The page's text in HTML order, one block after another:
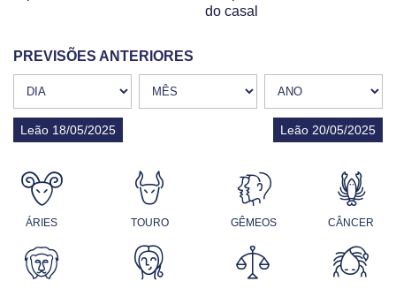
do casal
PREVISÕES ANTERIORES
Leão 18/05/2025 Leão 20/05/2025
ÁRIES TOURO GÊMEOS CÂNCER